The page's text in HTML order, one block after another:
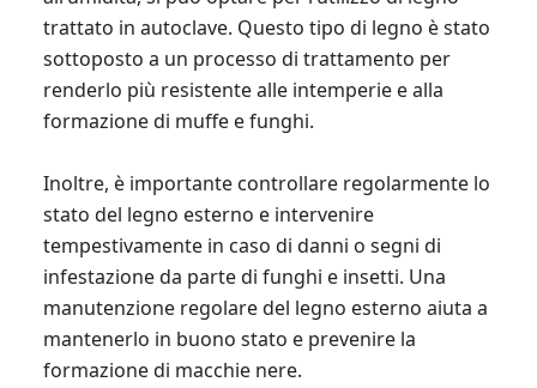
trattato in autoclave. Questo tipo di legno è stato
sottoposto a un processo di trattamento per
renderlo più resistente alle intemperie e alla
formazione di muffe e funghi.
Inoltre, è importante controllare regolarmente lo
stato del legno esterno e intervenire
tempestivamente in caso di danni o segni di
infestazione da parte di funghi e insetti. Una
manutenzione regolare del legno esterno aiuta a
mantenerlo in buono stato e prevenire la
formazione di macchie nere.